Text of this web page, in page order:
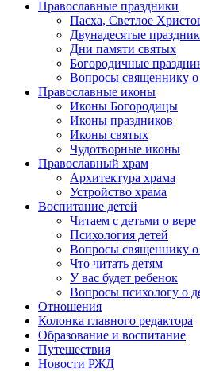
Православные праздники
Пасха, Светлое
Двунадесятые
Дни памяти святых
Богородичные
Вопросы священнику о
Православные иконы
Иконы Богородицы
Иконы праздников
Иконы святых
Чудотворные иконы
Православный храм
Архитектура храма
Устройство храма
Воспитание детей
Читаем с детьми о вере
Психология детей
Вопросы священнику о
Что читать детям
У вас будет ребенок
Вопросы психологу о
Отношения
Колонка главного редактора
Образование и воспитание
Путешествия
Новости РЖД